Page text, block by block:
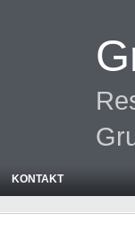
KONTAKT